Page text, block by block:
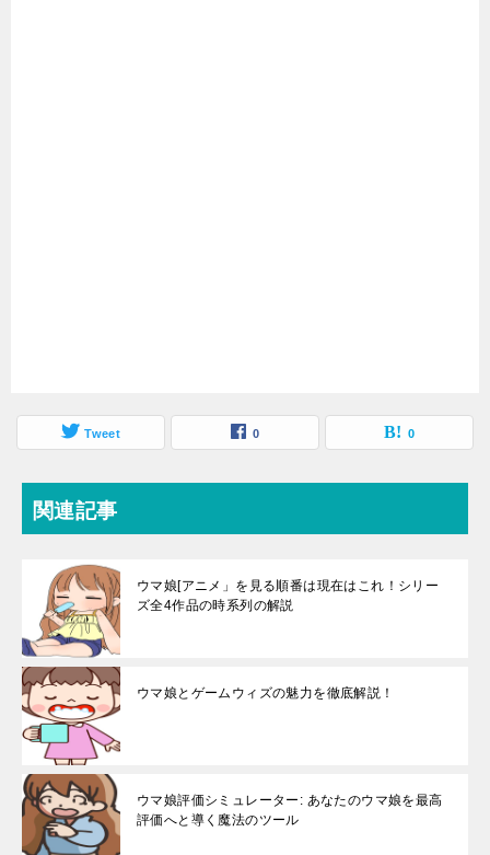
Tweet 0 0
関連記事
ウマ娘[アニメ」を見る順番は現在はこれ！シリー
ズ全4作品の時系列の解説
ウマ娘とゲームウィズの魅力を徹底解説！
ウマ娘評価シミュレーター: あなたのウマ娘を最高
評価へと導く魔法のツール